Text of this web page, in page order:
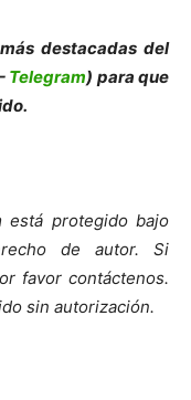
destacadas del
Telegram) para que
está protegido bajo
de autor. Si
favor contáctenos.
sin autorización.